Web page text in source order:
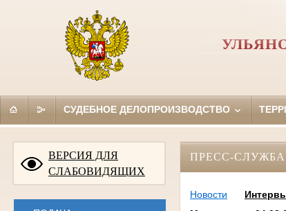
СУДЕБНОЕ ДЕЛОПРОИЗВОДСТВО
ВЕРСИЯ ДЛЯ
СЛАБОВИДЯЩИХ
ПРЕСС-СЛУЖБА
Новости